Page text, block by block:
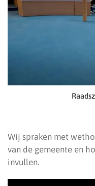
Wij spraken met
van de gemeente en
invullen.